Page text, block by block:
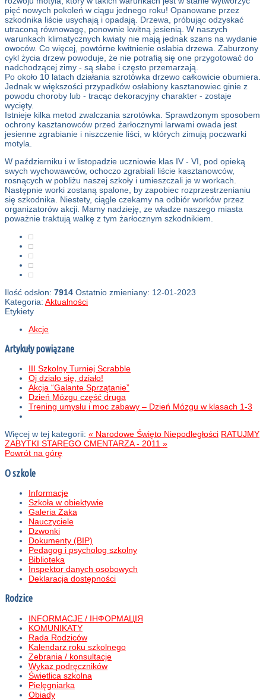
pięć nowych pokoleń w ciągu jednego roku! Opanowane przez
szkodnika liście usychają i opadają. Drzewa, próbując odzyskać
utraconą równowagę, ponownie kwitną jesienią. W naszych
warunkach klimatycznych kwiaty nie mają jednak szans na wydanie
owoców. Co więcej, powtórne kwitnienie osłabia drzewa. Zaburzony
cykl życia drzew powoduje, że nie potrafią się one przygotować do
nadchodzącej zimy - są słabe i często przemarzają.
Po około 10 latach działania szrotówka drzewo całkowicie obumiera.
Jednak w większości przypadków osłabiony kasztanowiec ginie z
powodu choroby lub - tracąc dekoracyjny charakter - zostaje
wycięty.
Istnieje kilka metod zwalczania szrotówka. Sprawdzonym sposobem
ochrony kasztanowców przed żarłocznymi larwami owada jest
jesienne zgrabianie i niszczenie liści, w których zimują poczwarki
motyla.
W październiku i w listopadzie uczniowie klas IV - VI, pod opieką
swych wychowawców, ochoczo zgrabiali liście kasztanowców,
rosnących w pobliżu naszej szkoły i umieszczali je w workach.
Następnie worki zostaną spalone, by zapobiec rozprzestrzenianiu
się szkodnika. Niestety, ciągle czekamy na odbiór worków przez
organizatorów akcji. Mamy nadzieję, ze władze naszego miasta
poważnie traktują walkę z tym żarłocznym szkodnikiem.
Ilość odsłon: 7914 Ostatnio zmieniany: 12-01-2023
Kategoria: Aktualności
Etykiety
Akcje
Artykuły powiązane
III Szkolny Turniej Scrabble
Oj działo się, działo!
Akcja “Galante Sprzątanie”
Dzień Mózgu część druga
Trening umysłu i moc zabawy – Dzień Mózgu w klasach 1-3
Więcej w tej kategorii: « Narodowe Święto Niepodległości RATUJMY
ZABYTKI STAREGO CMENTARZA - 2011 »
Powrót na górę
O szkole
Informacje
Szkoła w obiektywie
Galeria Żaka
Nauczyciele
Dzwonki
Dokumenty (BIP)
Pedagog i psycholog szkolny
Biblioteka
Inspektor danych osobowych
Deklaracja dostępności
Rodzice
INFORMACJE / ІНФОРМАЦІЯ
KOMUNIKATY
Rada Rodziców
Kalendarz roku szkolnego
Zebrania / konsultacje
Wykaz podręczników
Świetlica szkolna
Pielęgniarka
Obiady